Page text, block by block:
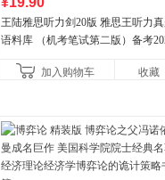
王陆雅思听力剑20版 雅思王听力
语料库 （机考笔试第二版）备考
新增在
加入购物车 收藏